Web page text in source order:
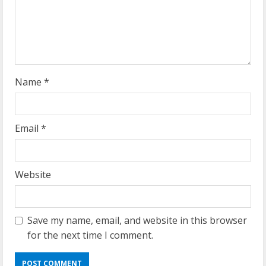
g
Name *
Email *
Website
Save my name, email, and website in this browser
for the next time I comment.